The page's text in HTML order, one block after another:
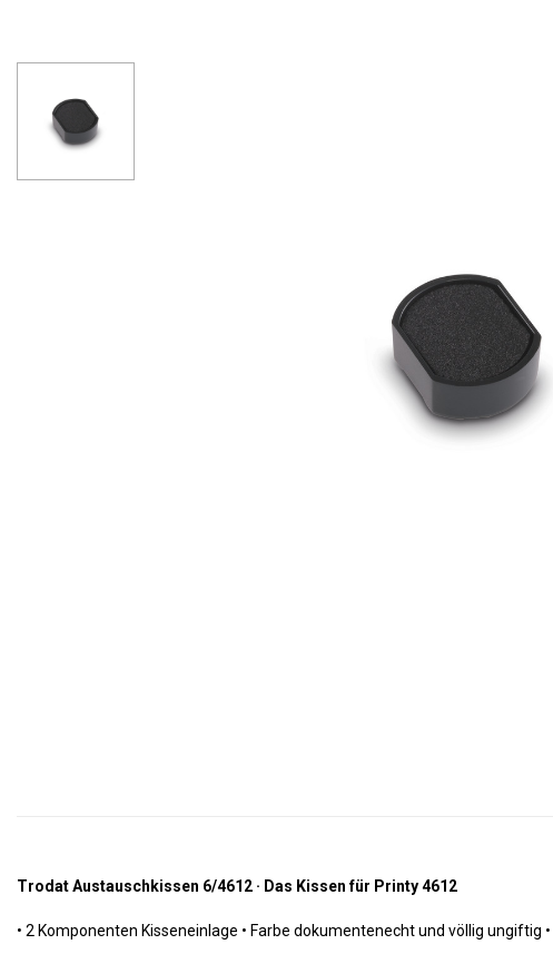
Trodat Austauschkissen 6/4612 · Das Kissen für Printy 4612
• 2 Komponenten Kisseneinlage • Farbe dokumentenecht und völlig ungiftig •